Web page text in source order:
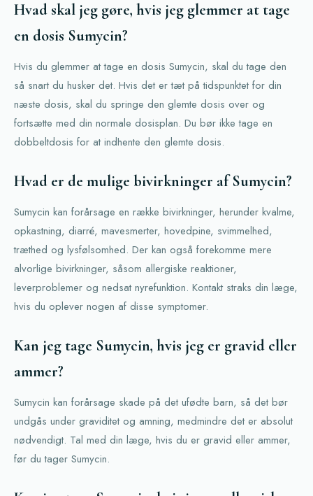
Hvad skal jeg gøre, hvis jeg glemmer at tage
en dosis Sumycin?
Hvis du glemmer at tage en dosis Sumycin, skal du tage den
så snart du husker det. Hvis det er tæt på tidspunktet for din
næste dosis, skal du springe den glemte dosis over og
fortsætte med din normale dosisplan. Du bør ikke tage en
dobbeltdosis for at indhente den glemte dosis.
Hvad er de mulige bivirkninger af Sumycin?
Sumycin kan forårsage en række bivirkninger, herunder kvalme,
opkastning, diarré, mavesmerter, hovedpine, svimmelhed,
træthed og lysfølsomhed. Der kan også forekomme mere
alvorlige bivirkninger, såsom allergiske reaktioner,
leverproblemer og nedsat nyrefunktion. Kontakt straks din læge,
hvis du oplever nogen af disse symptomer.
Kan jeg tage Sumycin, hvis jeg er gravid eller
ammer?
Sumycin kan forårsage skade på det ufødte barn, så det bør
undgås under graviditet og amning, medmindre det er absolut
nødvendigt. Tal med din læge, hvis du er gravid eller ammer,
før du tager Sumycin.